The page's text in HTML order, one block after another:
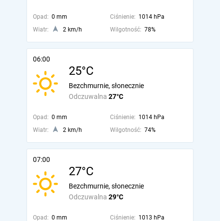
Opad: 0 mm Ciśnienie: 1014 hPa
Wiatr:
2 km/h Wilgotność: 78%
06:00
25°C
Odczuwalna 27°C
Bezchmurnie, słonecznie
Opad: 0 mm Ciśnienie: 1014 hPa
Wiatr:
2 km/h Wilgotność: 74%
07:00
27°C
Odczuwalna 29°C
Bezchmurnie, słonecznie
Opad: 0 mm Ciśnienie: 1013 hPa